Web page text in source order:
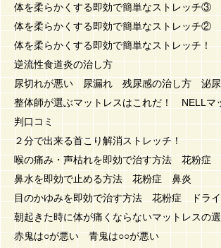
体を柔らかくする即効で簡単なストレッチ③
体を柔らかくする即効で簡単なストレッチ②
体を柔らかくする即効で簡単なストレッチ！
逆流性食道炎の治し方
尿切れが悪い 尿漏れ 残尿感の治し方 泌尿
整体師が選ぶマットレスはこれだ！ NELLマ
判口コミ
２分で出来る首こり解消ストレッチ！
喉の痛み・声枯れを即効で治す方法 花粉症
鼻水を即効で止める方法 花粉症 鼻炎
目のかゆみを即効で治す方法 花粉症 ドライ
朝起きた時に体が痛くならないマットレスの
赤鬼は○が悪い 青鬼は○○が悪い